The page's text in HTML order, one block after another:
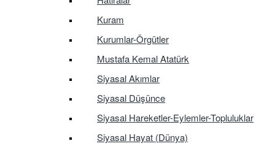
Kuram
Kurumlar-Örgütler
Mustafa Kemal Atatürk
Siyasal Akımlar
Siyasal Düşünce
Siyasal Hareketler-Eylemler-Topluluklar
Siyasal Hayat (Dünya)